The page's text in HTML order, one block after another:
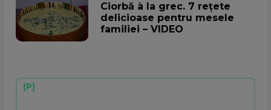
Ciorbă à la grec. 7 rețete
delicioase pentru mesele
familiei – VIDEO